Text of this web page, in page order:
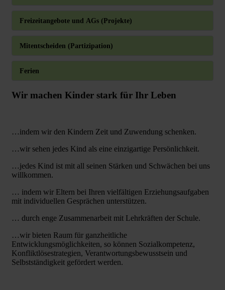
Freizeitangebote und AGs (Projekte)
Mitentscheiden (Partizipation)
Ferien
Wir machen Kinder stark für Ihr Leben
…indem wir den Kindern Zeit und Zuwendung schenken.
…wir sehen jedes Kind als eine einzigartige Persönlichkeit.
…jedes Kind ist mit all seinen Stärken und Schwächen bei uns
willkommen.
… indem wir Eltern bei Ihren vielfältigen Erziehungsaufgaben
mit individuellen Gesprächen unterstützen.
… durch enge Zusammenarbeit mit Lehrkräften der Schule.
…wir bieten Raum für ganzheitliche
Entwicklungsmöglichkeiten, so können Sozialkompetenz,
Konfliktlösestrategien, Verantwortungsbewusstsein und
Selbstständigkeit gefördert werden.